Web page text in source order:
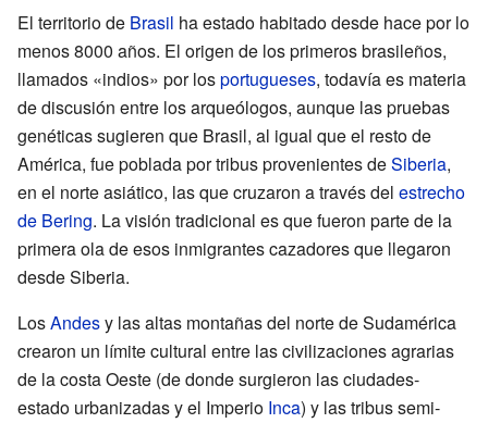
El territorio de Brasil ha estado habitado desde hace por lo
menos 8000 años. El origen de los primeros brasileños,
llamados «indios» por losportugueses, todavía es materia
de discusión entre los arqueólogos, aunque las pruebas
genéticas sugieren que Brasil, al igual que el resto de
América, fue poblada por tribus provenientes deSiberia,
en el norte asiático, las que cruzaron a través del estrecho
de Bering. La visión tradicional es que fueron parte de la
primera ola de esos inmigrantes cazadores que llegaron
desde Siberia.
LosAndesy las altas montañas del norte de Sudamérica
crearon un límite cultural entre las civilizaciones agrarias
de la costa Oeste (de donde surgieron las ciudades-
estado urbanizadas y el Imperio Inca) y las tribus semi-